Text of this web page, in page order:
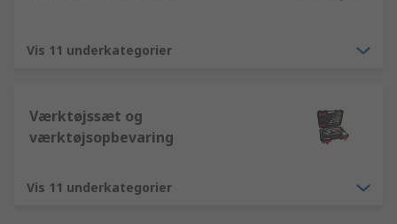
Vis 11 underkategorier
Værktøjssæt og
værktøjsopbevaring
Vis 11 underkategorier